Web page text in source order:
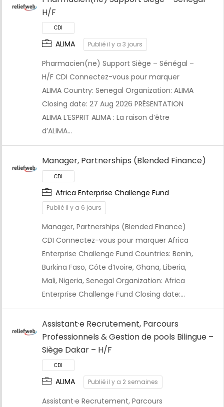
CDI
H/F
ALIMA Publié il y a 3 jours
Pharmacien(ne) Support Siège – Sénégal –
H/F CDI Connectez-vous pour marquer
ALIMA Country: Senegal Organization: ALIMA
Closing date: 27 Aug 2026 PRÉSENTATION
ALIMA L’ESPRIT ALIMA : La raison d’être
d’ALIMA…
Manager, Partnerships (Blended Finance)
Africa Enterprise Challenge Fund
Publié il y a 6 jours
Manager, Partnerships (Blended Finance)
CDI Connectez-vous pour marquer Africa
Enterprise Challenge Fund Countries: Benin,
Burkina Faso, Côte d’Ivoire, Ghana, Liberia,
Mali, Nigeria, Senegal Organization: Africa
Enterprise Challenge Fund Closing date:…
Assistant·e Recrutement, Parcours
Professionnels & Gestion de pools Bilingue –
Siège Dakar – H/F
ALIMA Publié il y a 2 semaines
Assistant·e Recrutement, Parcours